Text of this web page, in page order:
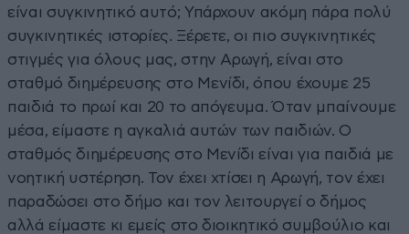
είναι συγκινητικό αυτό; Υπάρχουν ακόμη πάρα πολύ
συγκινητικές ιστορίες. Ξέρετε, οι πιο συγκινητικές
στιγμές για όλους μας, στην Αρωγή, είναι στο
σταθμό διημέρευσης στο Μενίδι, όπου έχουμε 25
παιδιά το πρωί και 20 το απόγευμα. Όταν μπαίνουμε
μέσα, είμαστε η αγκαλιά αυτών των παιδιών. Ο
σταθμός διημέρευσης στο Μενίδι είναι για παιδιά με
νοητική υστέρηση. Τον έχει χτίσει η Αρωγή, τον έχει
παραδώσει στο δήμο και τον λειτουργεί ο δήμος
αλλά είμαστε κι εμείς στο διοικητικό συμβούλιο και